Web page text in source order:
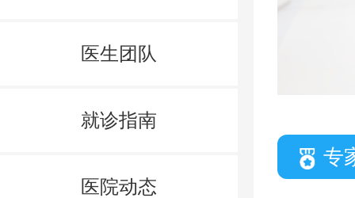
医生团队
就诊指南
医院动态
专